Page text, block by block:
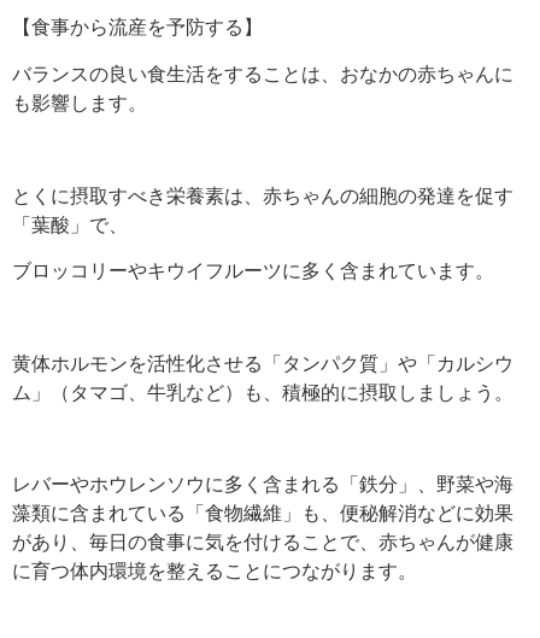
【食事から流産を予防する】
バランスの良い食生活をすることは、おなかの赤ちゃんに
も影響します。
とくに摂取すべき栄養素は、赤ちゃんの細胞の発達を促す
「葉酸」で、
ブロッコリーやキウイフルーツに多く含まれています。
黄体ホルモンを活性化させる「タンパク質」や「カルシウ
ム」（タマゴ、牛乳など）も、積極的に摂取しましょう。
レバーやホウレンソウに多く含まれる「鉄分」、野菜や海
藻類に含まれている「食物繊維」も、便秘解消などに効果
があり、毎日の食事に気を付けることで、赤ちゃんが健康
に育つ体内環境を整えることにつながります。